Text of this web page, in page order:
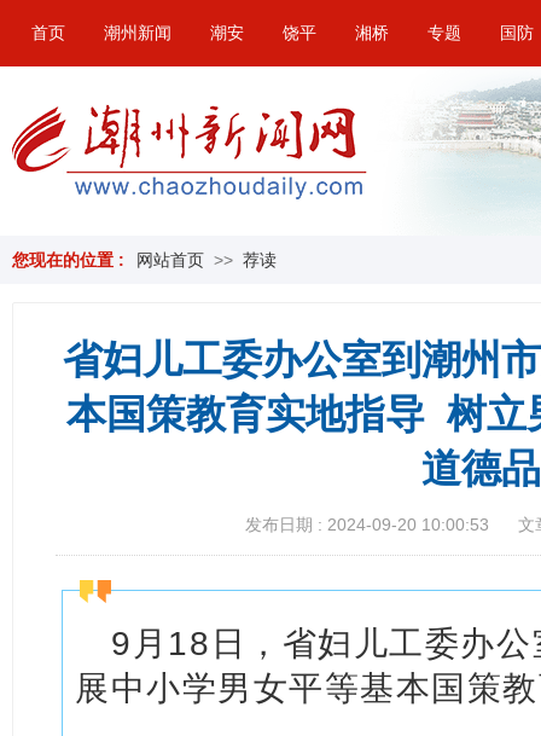
首页 潮州新闻 潮安 饶平 湘桥 专题 国防
您现在的位置 : 网站首页 >> 荐读
省妇儿工委办公室到潮州
本国策教育实地指导 树立
道德
发布日期 : 2024-09-20 10:00:53 文
9月18日，省妇儿工委办
展中小学男女平等基本国策